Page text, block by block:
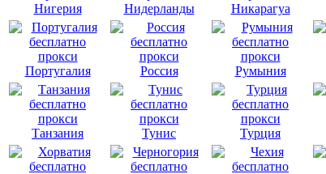
Нигерия Нидерланды Никарагуа
Португалия Россия Румыния
Танзания Тунис Турция